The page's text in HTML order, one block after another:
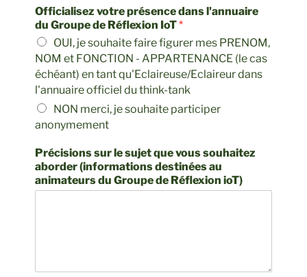
Officialisez votre présence dans l'annuaire
du Groupe de Réflexion IoT*
OUI, je souhaite faire figurer mes PRENOM,
NOM et FONCTION - APPARTENANCE (le cas
échéant) en tant qu'Eclaireuse/Eclaireur dans
l'annuaire officiel du think-tank
NON merci, je souhaite participer
anonymement
Précisions sur le sujet que vous souhaitez
aborder (informations destinées au
animateurs du Groupe de Réflexion ioT)